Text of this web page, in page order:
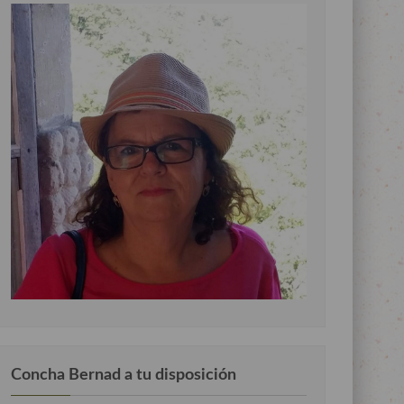
Concha Bernad a tu disposición